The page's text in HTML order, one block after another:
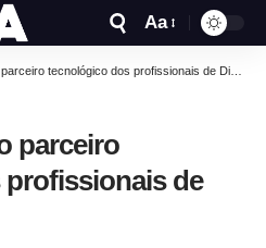
Aa
tecnológico dos profissionais de Direito
parceiro
de